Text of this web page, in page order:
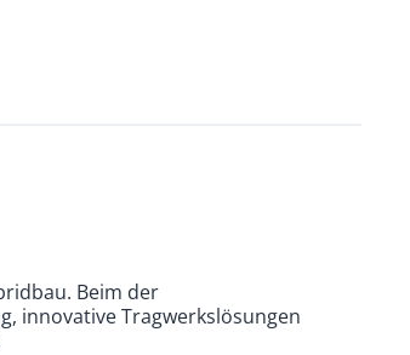
Beim der
innovative Tragwerkslösungen